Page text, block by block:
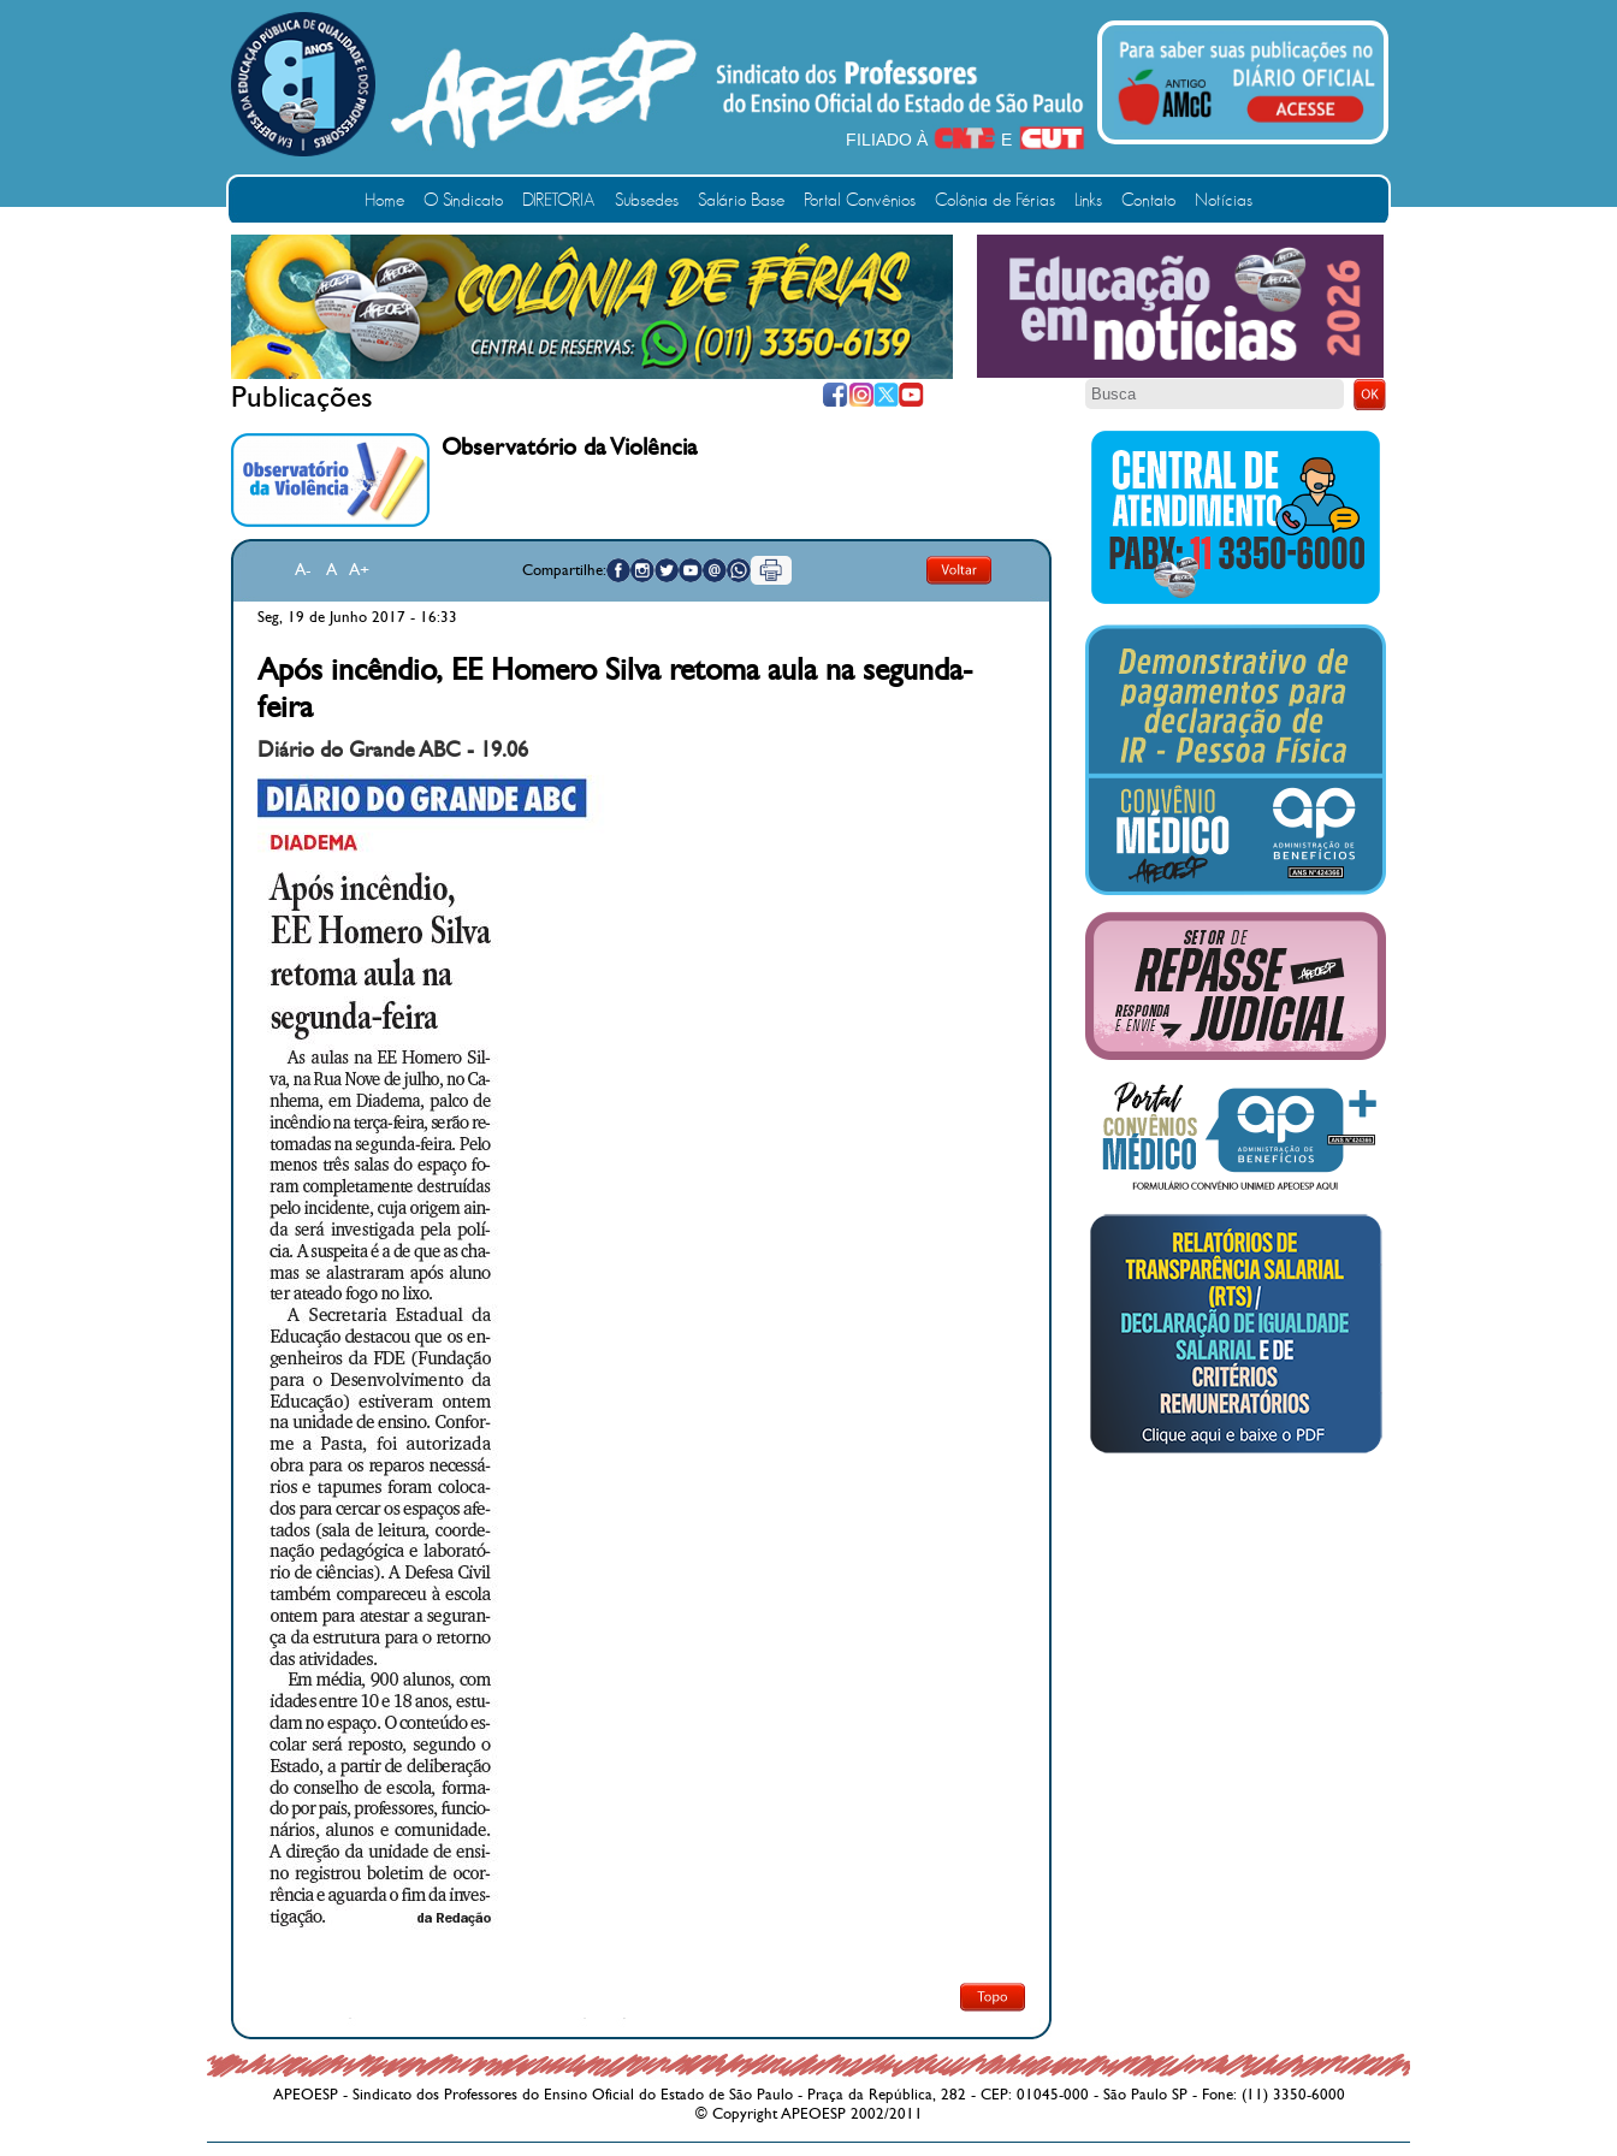
FILIADO À E
Home O Sindicato DIRETORIA Subsedes Salário Base Portal Convênios Colônia de Férias Links Contato Notícias
Publicações
Observatório da Violência
A- A A+ Compartilhe:
Seg, 19 de Junho 2017 - 16:33
Após incêndio, EE Homero Silva retoma aula na segunda-
feira
Diário do Grande ABC - 19.06
APEOESP - Sindicato dos Professores do Ensino Oficial do Estado de São Paulo - Praça da República, 282 - CEP: 01045-000 - São Paulo SP - Fone: (11) 3350-6000
© Copyright APEOESP 2002/2011